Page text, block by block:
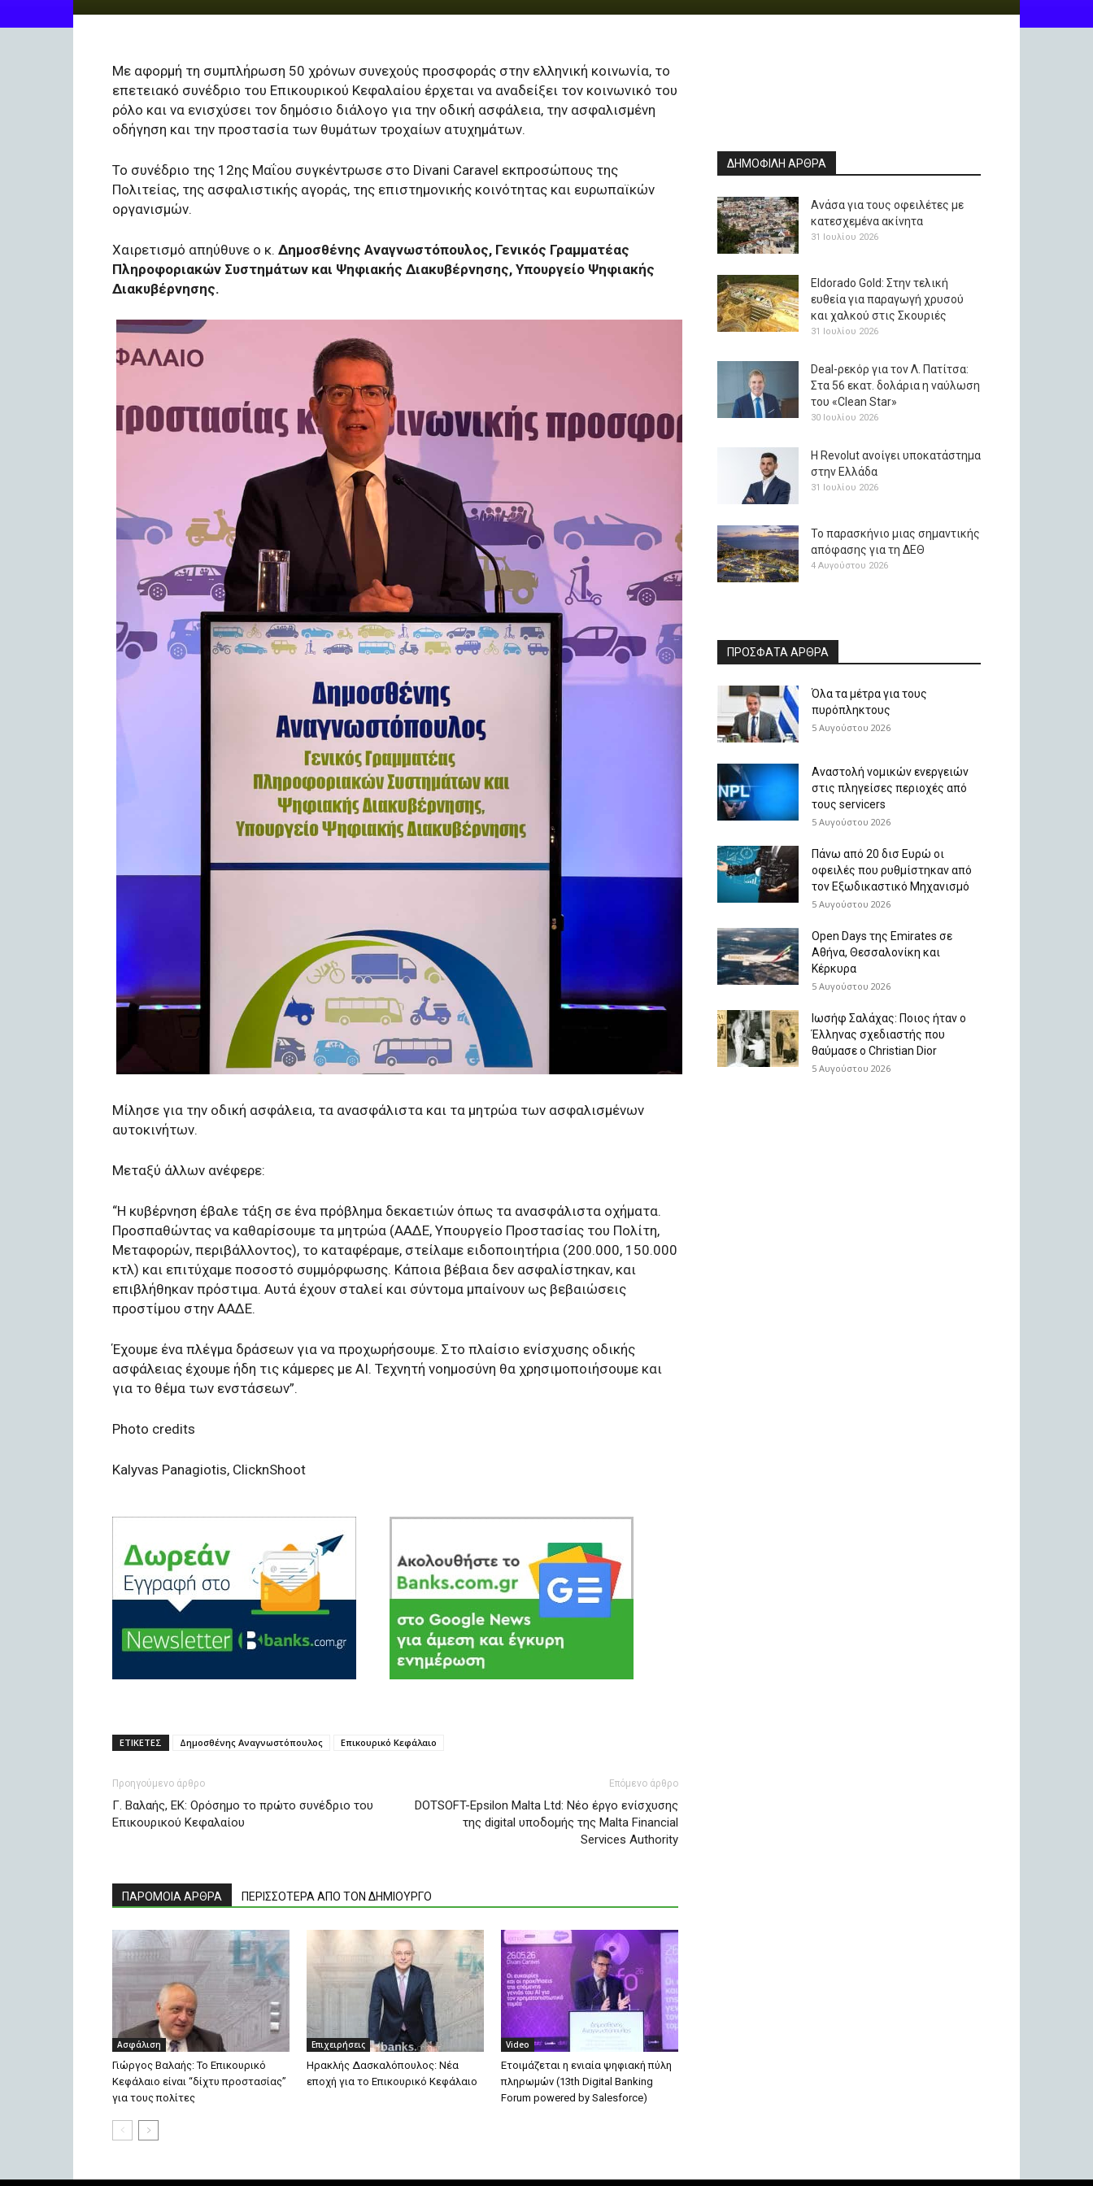
Με αφορμή τη συμπλήρωση 50 χρόνων συνεχούς προσφοράς στην ελληνική κοινωνία, το
επετειακό συνέδριο του Επικουρικού Κεφαλαίου έρχεται να αναδείξει τον κοινωνικό του
ρόλο και να ενισχύσει τον δημόσιο διάλογο για την οδική ασφάλεια, την ασφαλισμένη
οδήγηση και την προστασία των θυμάτων τροχαίων ατυχημάτων.
Το συνέδριο της 12ης Μαΐου συγκέντρωσε στο Divani Caravel εκπροσώπους της
Πολιτείας, της ασφαλιστικής αγοράς, της επιστημονικής κοινότητας και ευρωπαϊκών
οργανισμών.
Χαιρετισμό απηύθυνε ο κ. Δημοσθένης Αναγνωστόπουλος, Γενικός Γραμματέας
Πληροφοριακών Συστημάτων και Ψηφιακής Διακυβέρνησης, Υπουργείο Ψηφιακής
Διακυβέρνησης.
Μίλησε για την οδική ασφάλεια, τα ανασφάλιστα και τα μητρώα των ασφαλισμένων
αυτοκινήτων.
Μεταξύ άλλων ανέφερε:
“Η κυβέρνηση έβαλε τάξη σε ένα πρόβλημα δεκαετιών όπως τα ανασφάλιστα οχήματα.
Προσπαθώντας να καθαρίσουμε τα μητρώα (ΑΑΔΕ, Υπουργείο Προστασίας του Πολίτη,
Μεταφορών, περιβάλλοντος), το καταφέραμε, στείλαμε ειδοποιητήρια (200.000, 150.000
κτλ) και επιτύχαμε ποσοστό συμμόρφωσης. Κάποια βέβαια δεν ασφαλίστηκαν, και
επιβλήθηκαν πρόστιμα. Αυτά έχουν σταλεί και σύντομα μπαίνουν ως βεβαιώσεις
προστίμου στην ΑΑΔΕ.
Έχουμε ένα πλέγμα δράσεων για να προχωρήσουμε. Στο πλαίσιο ενίσχυσης οδικής
ασφάλειας έχουμε ήδη τις κάμερες με ΑΙ. Τεχνητή νοημοσύνη θα χρησιμοποιήσουμε και
για το θέμα των ενστάσεων”.
Photo credits
Kalyvas Panagiotis, ClicknShoot
ΕΤΙΚΕΤΕΣ Δημοσθένης Αναγνωστόπουλος Επικουρικό Κεφάλαιο
Προηγούμενο άρθρο
Γ. Βαλαής, ΕΚ: Ορόσημο το πρώτο συνέδριο του
Επικουρικού Κεφαλαίου
Επόμενο άρθρο
DOTSOFT-Epsilon Malta Ltd: Nέο έργο ενίσχυσης
της digital υποδομής της Malta Financial
Services Authority
ΠΑΡΟΜΟΙΑ ΑΡΘΡΑ ΠΕΡΙΣΣΟΤΕΡΑ ΑΠΟ ΤΟΝ ΔΗΜΙΟΥΡΓΟ
Ασφάλιση
Γιώργος Βαλαής: Το Επικουρικό
Κεφάλαιο είναι “δίχτυ προστασίας”
για τους πολίτες
Επιχειρήσεις
Ηρακλής Δασκαλόπουλος: Νέα
εποχή για το Επικουρικό Κεφάλαιο
Video
Ετοιμάζεται η ενιαία ψηφιακή πύλη
πληρωμών (13th Digital Banking
Forum powered by Salesforce)
ΔΗΜΟΦΙΛΗ ΑΡΘΡΑ
Ανάσα για τους οφειλέτες με
κατεσχεμένα ακίνητα
31 Ιουλίου 2026
Eldorado Gold: Στην τελική
ευθεία για παραγωγή χρυσού
και χαλκού στις Σκουριές
31 Ιουλίου 2026
Deal-ρεκόρ για τον Λ. Πατίτσα:
Στα 56 εκατ. δολάρια η ναύλωση
του «Clean Star»
30 Ιουλίου 2026
H Revolut ανοίγει υποκατάστημα
στην Ελλάδα
31 Ιουλίου 2026
Το παρασκήνιο μιας σημαντικής
απόφασης για τη ΔΕΘ
4 Αυγούστου 2026
ΠΡΟΣΦΑΤΑ ΑΡΘΡΑ
Όλα τα μέτρα για τους
πυρόπληκτους
5 Αυγούστου 2026
Αναστολή νομικών ενεργειών
στις πληγείσες περιοχές από
τους servicers
5 Αυγούστου 2026
Πάνω από 20 δισ Ευρώ οι
οφειλές που ρυθμίστηκαν από
τον Εξωδικαστικό Μηχανισμό
5 Αυγούστου 2026
Open Days της Emirates σε
Αθήνα, Θεσσαλονίκη και
Κέρκυρα
5 Αυγούστου 2026
Ιωσήφ Σαλάχας: Ποιος ήταν ο
Έλληνας σχεδιαστής που
θαύμασε ο Christian Dior
5 Αυγούστου 2026